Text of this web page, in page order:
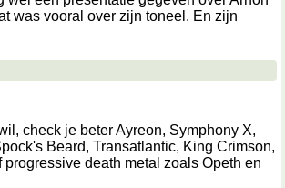
was vooral over zijn toneel. En zijn
check je beter Ayreon, Symphony X,
Beard, Transatlantic, King Crimson,
progressive death metal zoals Opeth en